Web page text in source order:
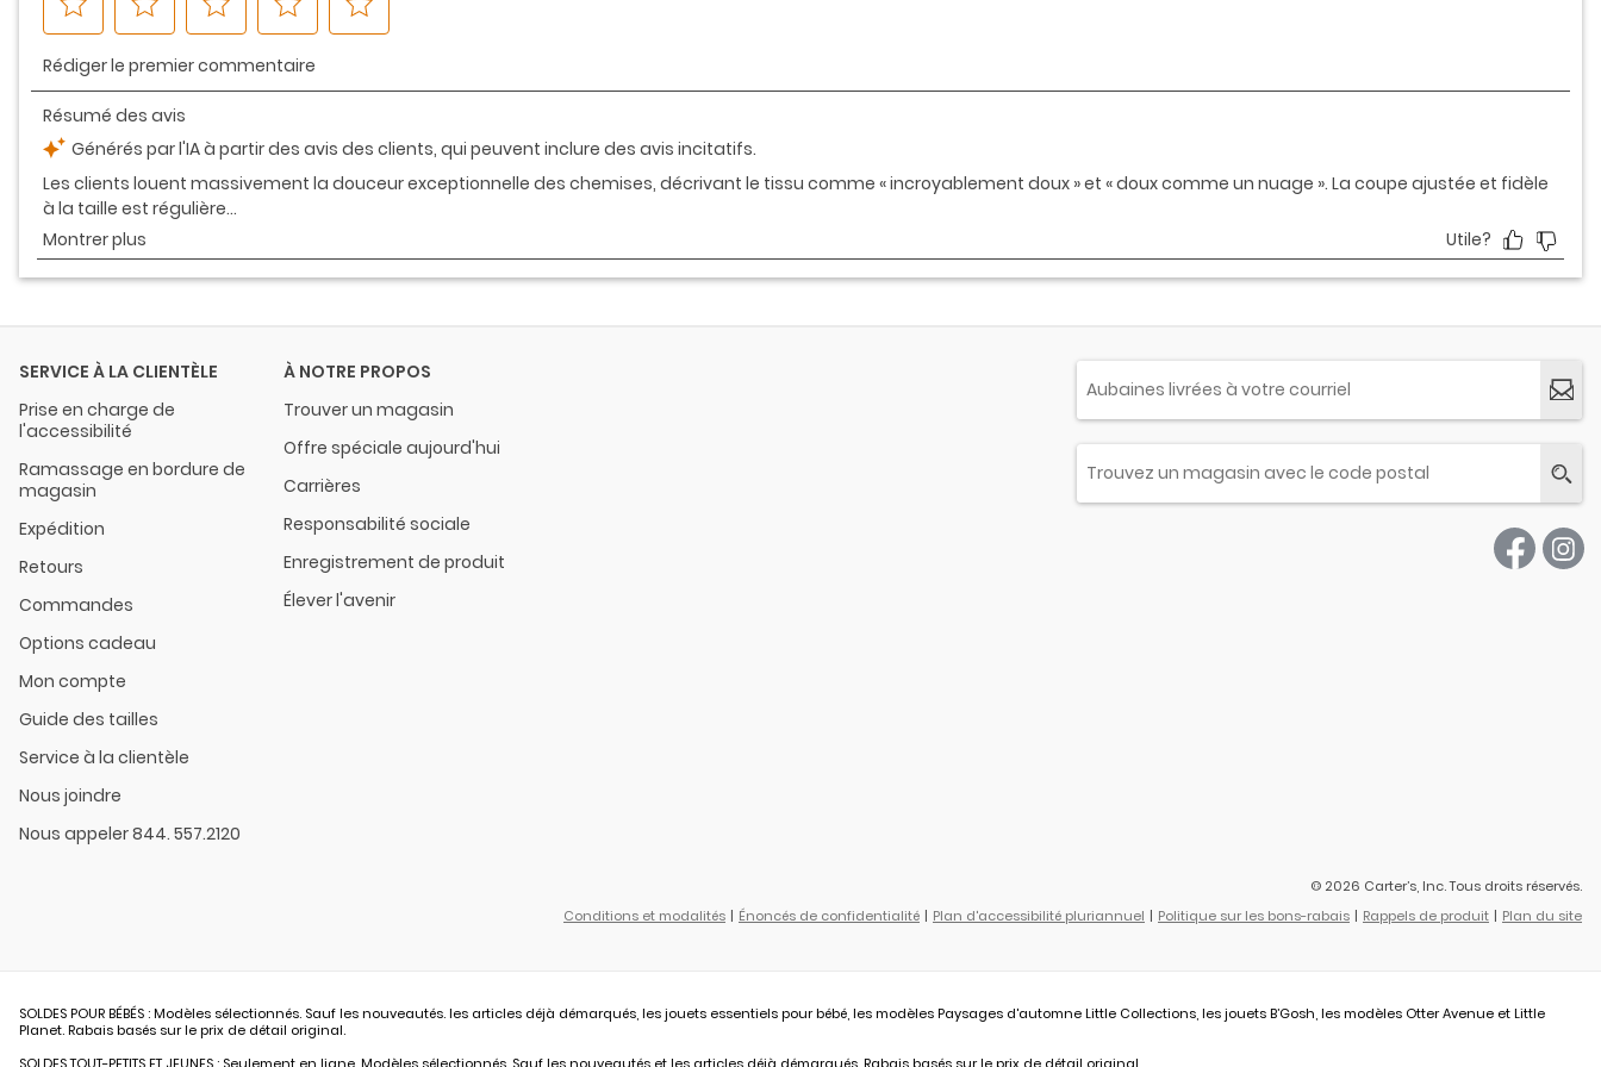
SERVICE À LA CLIENTÈLE
Prise en charge de
l'accessibilité
Ramassage en bordure de
magasin
Expédition
Retours
Commandes
Options cadeau
Mon compte
Guide des tailles
Service à la clientèle
Nous joindre
Nous appeler 844. 557.2120
À NOTRE PROPOS
Trouver un magasin
Offre spéciale aujourd'hui
Carrières
Responsabilité sociale
Enregistrement de produit
Élever l'avenir
© 2026 Carter’s, Inc. Tous droits réservés.
Conditions et modalités
Énoncés de confidentialité Plan d'accessibilité pluriannuel Politique sur les bons-rabais Rappels de produit Plan du site
SOLDES POUR BÉBÉS : Modèles sélectionnés. Sauf les nouveautés. les articles déjà démarqués, les jouets essentiels pour bébé, les modèles Paysages d'automne Little Collections, les jouets B’Gosh, les modèles Otter Avenue et Little
Planet. Rabais basés sur le prix de détail original.